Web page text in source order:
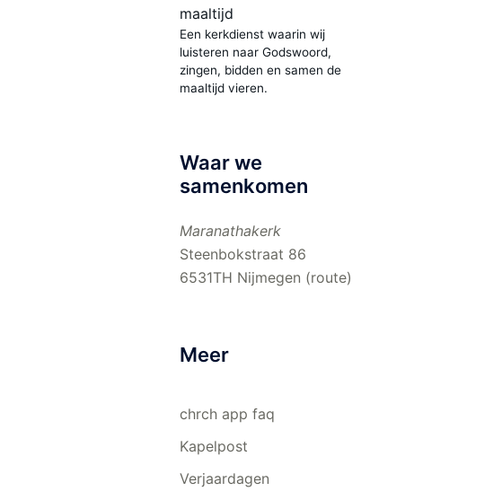
maaltijd
Een kerkdienst waarin wij
luisteren naar Godswoord,
zingen, bidden en samen de
maaltijd vieren.
Waar we
samenkomen
Maranathakerk
Steenbokstraat 86
6531TH Nijmegen (route)
Meer
chrch app faq
Kapelpost
Verjaardagen